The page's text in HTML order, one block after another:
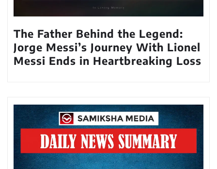
The Father Behind the Legend:
Jorge Messi’s Journey With Lionel
Messi Ends in Heartbreaking Loss